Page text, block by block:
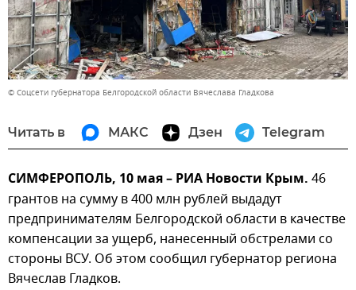
© Соцсети губернатора Белгородской области Вячеслава Гладкова
Читать в МАКС Дзен Telegram
СИМФЕРОПОЛЬ, 10 мая – РИА Новости Крым. 46
грантов на сумму в 400 млн рублей выдадут
предпринимателям Белгородской области в качестве
компенсации за ущерб, нанесенный обстрелами со
стороны ВСУ. Об этом сообщил губернатор региона
Вячеслав Гладков.